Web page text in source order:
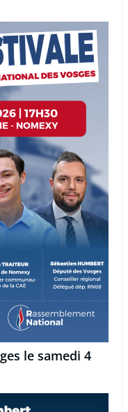
le samedi 4